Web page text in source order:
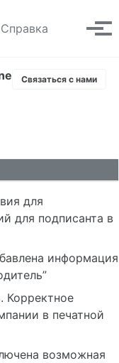
Справка Toggle
Связаться с нами
для
для подписанта в
информация
Корректное
в печатной
возможная